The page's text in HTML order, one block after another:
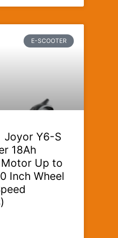
E-SCOOTER
Joyor Y6-S
18Ah
Up to
Inch Wheel